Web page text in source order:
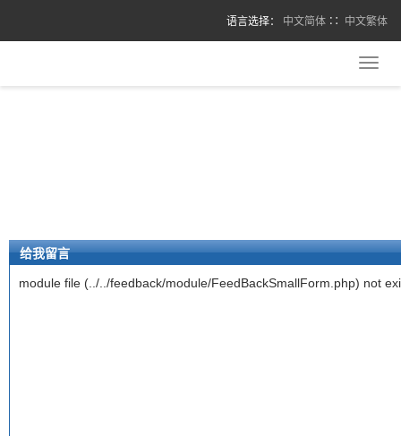
语言选择： 中文简体 ∷ 中文繁体
给我留言
module file (../../feedback/module/FeedBackSmallForm.php) not